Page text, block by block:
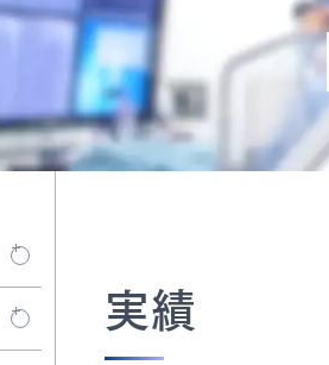
病院概要
院長挨拶
理念・沿革
医療講演
TRIANGLE
病院情報の公表
外来フロア案内
入院手続き
入院費用
内科
心臓血管外科
外科
頭頸部外科
小児科
看護部
放射線科コメディカル
臨床検査科コメディ
臨床工学科
心臓病センター
SHDセンター
低侵襲心臓手術セン
大動脈センター
不整脈センター
実績